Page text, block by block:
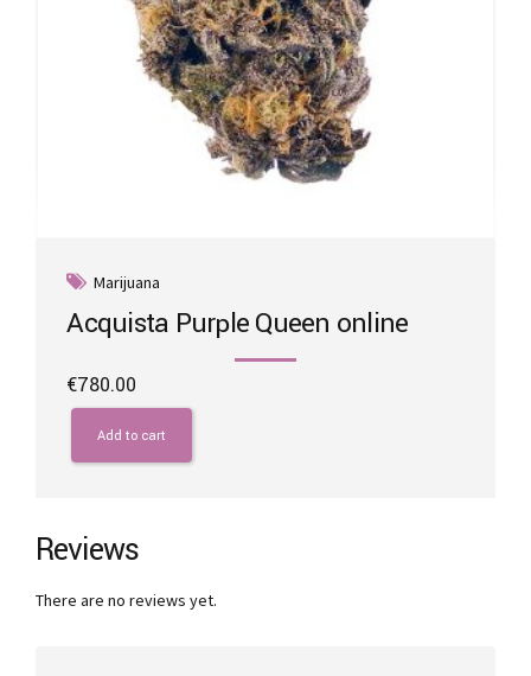
Marijuana
Acquista Purple Queen online
€780.00
Add to cart
Reviews
There are no reviews yet.